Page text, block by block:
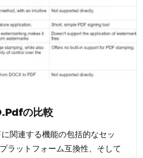
の比較
関連する機能の包括的なセッ
ラットフォーム互換性、そして